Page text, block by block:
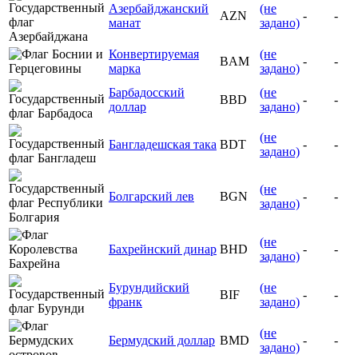
Азербайджанский
манат
AZN
(не
задано)
- -
Конвертируемая
марка
BAM
(не
задано)
- -
Барбадосский
доллар
BBD
(не
задано)
- -
Бангладешская така BDT
(не
задано)
- -
Болгарский лев BGN
(не
задано)
- -
Бахрейнский динар BHD
(не
задано)
- -
Бурундийский
франк
BIF
(не
задано)
- -
Бермудский доллар BMD
(не
задано)
- -